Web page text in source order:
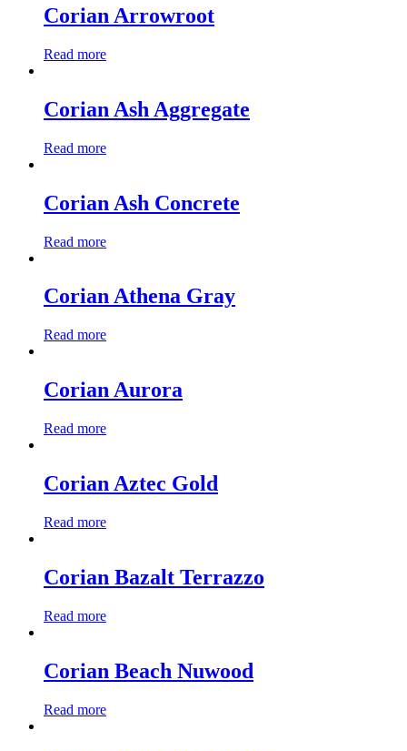
Corian Arrowroot
Read more
Corian Ash Aggregate
Read more
Corian Ash Concrete
Read more
Corian Athena Gray
Read more
Corian Aurora
Read more
Corian Aztec Gold
Read more
Corian Bazalt Terrazzo
Read more
Corian Beach Nuwood
Read more